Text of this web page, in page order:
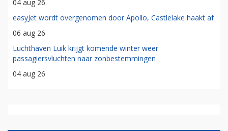
04 aug 26
easyJet wordt overgenomen door Apollo, Castlelake haakt af
06 aug 26
Luchthaven Luik krijgt komende winter weer
passagiersvluchten naar zonbestemmingen
04 aug 26